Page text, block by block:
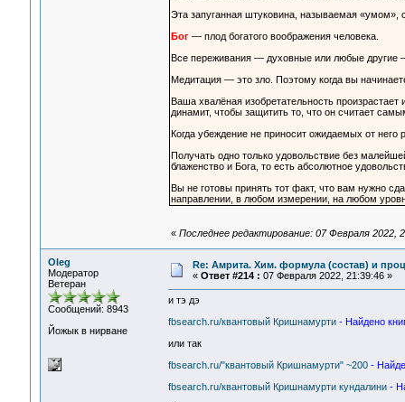
Эта запуганная штуковина, называемая
Бог— плод богатого воображения человека.
Все переживания — духовные или любые другие
Медитация — это зло. Поэтому когда вы
Ваша хвалёная изобретательность
динамит, чтобы защитить то, что он считает
Когда убеждение не приносит ожидаемых от него
Получать одно только удовольствие без
блаженство и Бога, то есть абсолютное
Вы не готовы принять тот факт, что вам нужно
направлении, в любом измерении, на любом
« Последнее редактирование: 07 Февраля 2022,
Oleg
Модератор
Ветеран
Сообщений: 8943
Йожык в нирване
Re: Амрита. Хим. формула (состав) и
« Ответ #214 : 07 Февраля 2022, 21:39:46 »
и тэ дэ
fbsearch.ru/квантовый Кришнамурти - Найдено
или так
fbsearch.ru/"квантовый Кришнамурти" ~200 -
fbsearch.ru/квантовый Кришнамурти кундалини -